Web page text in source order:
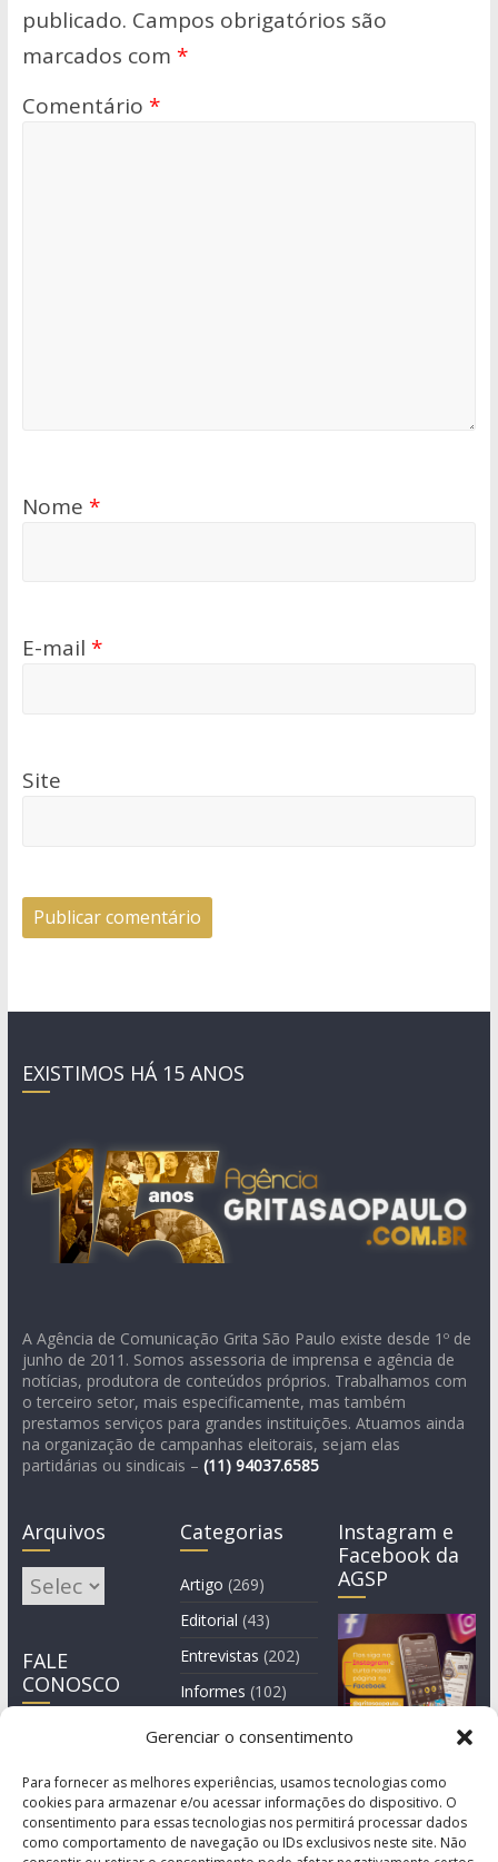
Gerenciar o consentimento
Para fornecer as melhores experiências, usamos tecnologias como
cookies para armazenar e/ou acessar informações do dispositivo. O
consentimento para essas tecnologias nos permitirá processar dados
como comportamento de navegação ou IDs exclusivos neste site. Não
publicado. Campos obrigatórios são
marcados com *
Comentário *
Nome *
E-mail *
Site
EXISTIMOS HÁ 15 ANOS
A Agência de Comunicação Grita São Paulo existe desde 1º de
junho de 2011. Somos assessoria de imprensa e agência de
notícias, produtora de conteúdos próprios. Trabalhamos com
o terceiro setor, mais especificamente, mas também
prestamos serviços para grandes instituições. Atuamos ainda
na organização de campanhas eleitorais, sejam elas
partidárias ou sindicais – (11) 94037.6585
Arquivos
Arquivos
FALE
CONOSCO
Categorias
Artigo (269)
Editorial (43)
Entrevistas (202)
Informes (102)
Manchete
Instagram e
Facebook da
AGSP